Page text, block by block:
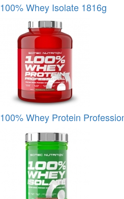
100% Whey Isolate 1816g
100% Whey Protein